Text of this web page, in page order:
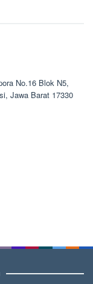
No.16 Blok N5,
Jawa Barat 17330